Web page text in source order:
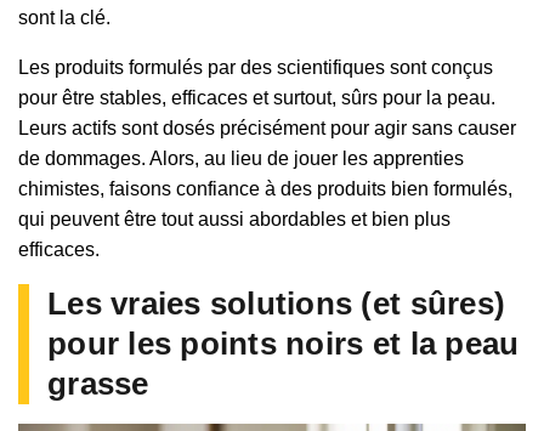
sont la clé.
Les produits formulés par des scientifiques sont conçus
pour être stables, efficaces et surtout, sûrs pour la peau.
Leurs actifs sont dosés précisément pour agir sans causer
de dommages. Alors, au lieu de jouer les apprenties
chimistes, faisons confiance à des produits bien formulés,
qui peuvent être tout aussi abordables et bien plus
efficaces.
Les vraies solutions (et sûres)
pour les points noirs et la peau
grasse